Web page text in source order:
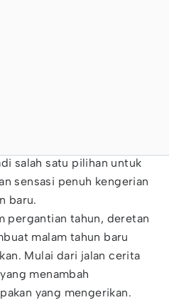
salah satu pilihan untuk
sensasi penuh kengerian
baru.
pergantian tahun, deretan
malam tahun baru
Mulai dari jalan cerita
menambah
yang mengerikan.